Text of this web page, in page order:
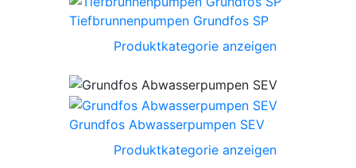
Tiefbrunnenpumpen Grundfos SP
Produktkategorie anzeigen
Grundfos Abwasserpumpen SEV
Produktkategorie anzeigen